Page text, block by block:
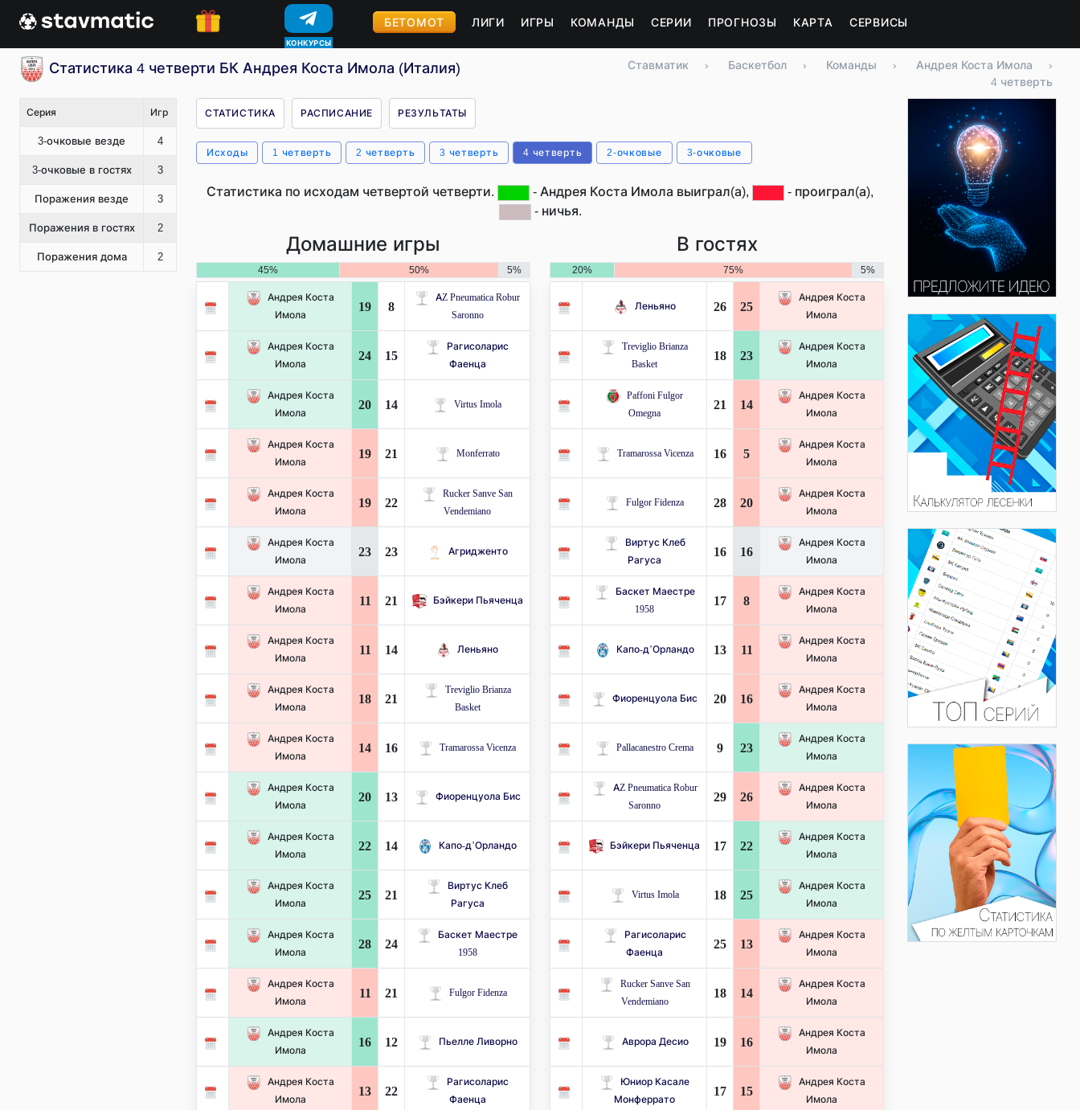
КОНКУРСЫ
БЕТОМОТ ЛИГИ ИГРЫ КОМАНДЫ СЕРИИ ПРОГНОЗЫ КАРТА СЕРВИСЫ
Статистика 4 четверти БК Андрея Коста Имола (Италия) Ставматик › Баскетбол › Команды › Андрея Коста Имола
›
4 четверть
Серия Игр
3-очковые везде 4
3-очковые в гостях 3
Поражения везде 3
Поражения в гостях 2
Поражения дома 2
СТАТИСТИКА РАСПИСАНИЕ РЕЗУЛЬТАТЫ
Исходы 1 четверть 2 четверть 3 четверть 4 четверть 2-очковые 3-очковые
Статистика по исходам четвертой четверти. - Андрея Коста Имола выиграл(а),
- проиграл(а),
- ничья.
Домашние игры
45% 50% 5%
Андрея Коста
Имола
19 8
AZ Pneumatica Robur
Saronno
Андрея Коста
Имола
24 15
Рагисоларис
Фаенца
Андрея Коста
Имола
20 14 Virtus Imola
Андрея Коста
Имола
19 21 Monferrato
Андрея Коста
Имола
19 22
Rucker Sanve San
Vendemiano
Андрея Коста
Имола
23 23 Агридженто
Андрея Коста
Имола
11 21 Бэйкери Пьяченца
Андрея Коста
Имола
11 14 Леньяно
Андрея Коста
Имола
18 21
Treviglio Brianza
Basket
Андрея Коста
Имола
14 16 Tramarossa Vicenza
Андрея Коста
Имола
20 13 Фиоренцуола Бис
Андрея Коста
Имола
22 14 Капо-д’Орландо
Андрея Коста
Имола
25 21
Виртус Клеб
Рагуса
Андрея Коста
Имола
28 24
Баскет Маестре
1958
Андрея Коста
Имола
11 21 Fulgor Fidenza
Андрея Коста
Имола
16 12 Пьелле Ливорно
Андрея Коста
Имола
13 22
Рагисоларис
Фаенца
В гостях
20% 75% 5%
Леньяно 26 25
Андрея Коста
Имола
Treviglio Brianza
Basket
18 23
Андрея Коста
Имола
Paffoni Fulgor
Omegna
21 14
Андрея Коста
Имола
Tramarossa Vicenza 16 5
Андрея Коста
Имола
Fulgor Fidenza 28 20
Андрея Коста
Имола
Виртус Клеб
Рагуса
16 16
Андрея Коста
Имола
Баскет Маестре
1958
17 8
Андрея Коста
Имола
Капо-д’Орландо 13 11
Андрея Коста
Имола
Фиоренцуола Бис 20 16
Андрея Коста
Имола
Pallacanestro Crema 9 23
Андрея Коста
Имола
AZ Pneumatica Robur
Saronno
29 26
Андрея Коста
Имола
Бэйкери Пьяченца 17 22
Андрея Коста
Имола
Virtus Imola 18 25
Андрея Коста
Имола
Рагисоларис
Фаенца
25 13
Андрея Коста
Имола
Rucker Sanve San
Vendemiano
18 14
Андрея Коста
Имола
Аврора Десио 19 16
Андрея Коста
Имола
Юниор Касале
Монферрато
17 15
Андрея Коста
Имола